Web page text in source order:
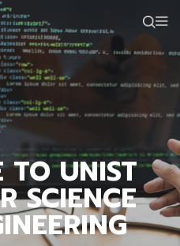
TO UNIST
SCIENCE